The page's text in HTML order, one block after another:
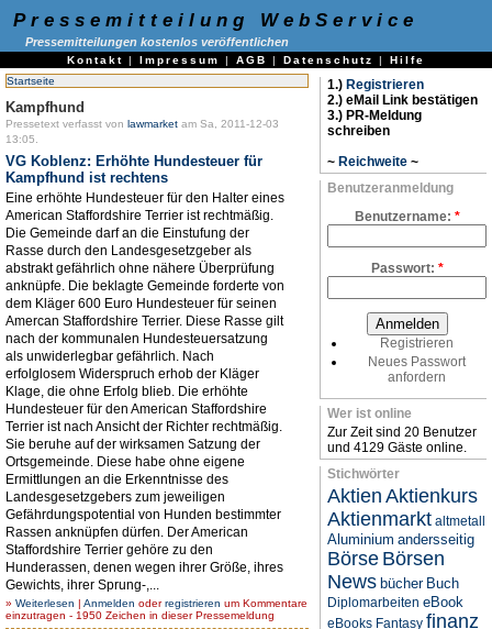
Pressemitteilung WebService
Pressemitteilungen kostenlos veröffentlichen
Kontakt | Impressum | AGB | Datenschutz | Hilfe
Startseite
Kampfhund
Pressetext verfasst von lawmarket am Sa, 2011-12-03
13:05.
VG Koblenz: Erhöhte Hundesteuer für
Kampfhund ist rechtens
Eine erhöhte Hundesteuer für den Halter eines
American Staffordshire Terrier ist rechtmäßig.
Die Gemeinde darf an die Einstufung der
Rasse durch den Landesgesetzgeber als
abstrakt gefährlich ohne nähere Überprüfung
anknüpfe. Die beklagte Gemeinde forderte von
dem Kläger 600 Euro Hundesteuer für seinen
Amercan Staffordshire Terrier. Diese Rasse gilt
nach der kommunalen Hundesteuersatzung
als unwiderlegbar gefährlich. Nach
erfolglosem Widerspruch erhob der Kläger
Klage, die ohne Erfolg blieb. Die erhöhte
Hundesteuer für den American Staffordshire
Terrier ist nach Ansicht der Richter rechtmäßig.
Sie beruhe auf der wirksamen Satzung der
Ortsgemeinde. Diese habe ohne eigene
Ermittlungen an die Erkenntnisse des
Landesgesetzgebers zum jeweiligen
Gefährdungspotential von Hunden bestimmter
Rassen anknüpfen dürfen. Der American
Staffordshire Terrier gehöre zu den
Hunderassen, denen wegen ihrer Größe, ihres
Gewichts, ihrer Sprung-,...
» Weiterlesen | Anmelden oderregistrieren um Kommentare
einzutragen - 1950 Zeichen in dieser Pressemeldung
1.) Registrieren
2.) eMail Link bestätigen
3.) PR-Meldung
schreiben
~ Reichweite ~
Benutzeranmeldung
Benutzername: *
Passwort: *
Registrieren
Neues Passwort
anfordern
Wer ist online
Zur Zeit sind 20 Benutzer
und 4129 Gäste online.
Stichwörter
Aktien Aktienkurs
Aktienmarkt altmetall
Aluminium andersseitig
Börse Börsen
News bücher Buch
Diplomarbeiten eBook
eBooks Fantasy finanz